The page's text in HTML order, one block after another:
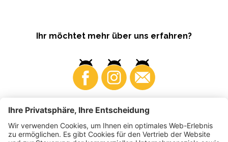
Ihr möchtet mehr über uns erfahren?
Business Produzenten